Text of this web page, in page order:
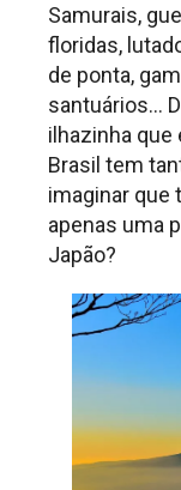
Samurais,
floridas,
de ponta,
santuários…
ilhazinha que
Brasil tem
imaginar que
apenas uma
Japão?